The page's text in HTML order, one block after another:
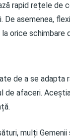
rapid rețele de
De asemenea,
orice schimbare
de a se adapta
de afaceri.
mulți Gemenii